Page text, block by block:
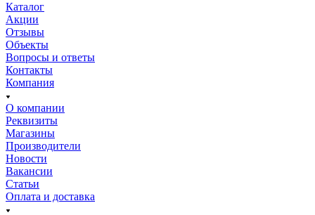
Каталог
Акции
Отзывы
Объекты
Вопросы и ответы
Контакты
Компания
О компании
Реквизиты
Магазины
Производители
Новости
Вакансии
Статьи
Оплата и доставка